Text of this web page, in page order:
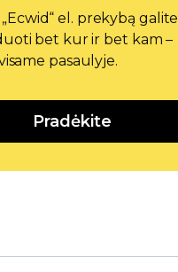
el. prekybą galite
bet kur ir bet kam –
pasaulyje.
Pradėkite